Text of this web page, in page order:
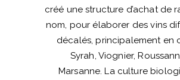
créé une structure d’achat de
nom, pour élaborer des vins
décalés, principalement en
Syrah, Viognier,
Marsanne. La culture